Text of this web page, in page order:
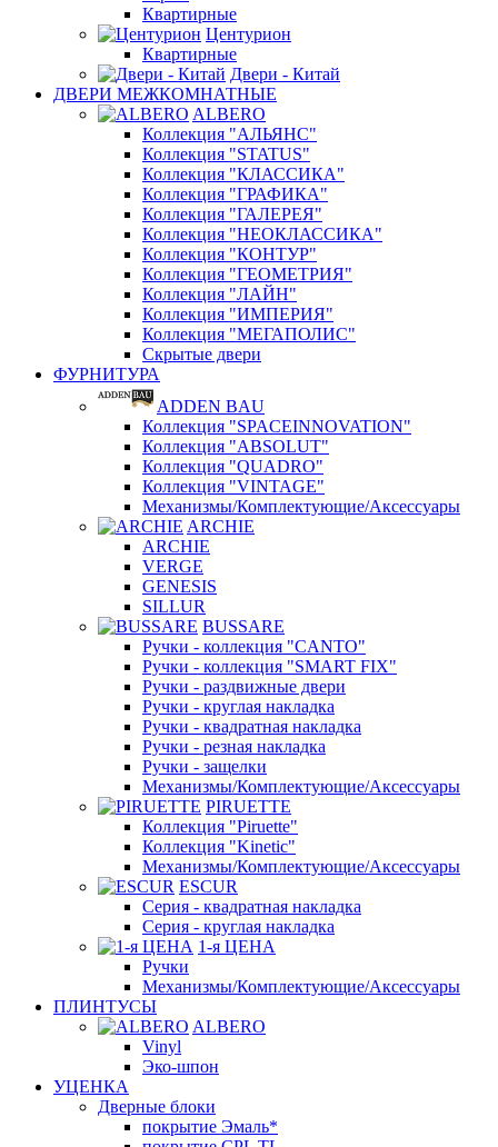
Квартирные
Центурион
Квартирные
Двери - Китай
ДВЕРИ МЕЖКОМНАТНЫЕ
ALBERO
Коллекция "АЛЬЯНС"
Коллекция "STATUS"
Коллекция "КЛАССИКА"
Коллекция "ГРАФИКА"
Коллекция "ГАЛЕРЕЯ"
Коллекция "НЕОКЛАССИКА"
Коллекция "КОНТУР"
Коллекция "ГЕОМЕТРИЯ"
Коллекция "ЛАЙН"
Коллекция "ИМПЕРИЯ"
Коллекция "МЕГАПОЛИС"
Скрытые двери
ФУРНИТУРА
ADDEN BAU
Коллекция "SPACEINNOVATION"
Коллекция "ABSOLUT"
Коллекция "QUADRO"
Коллекция "VINTAGE"
Механизмы/Комплектующие/Аксессуары
ARCHIE
ARCHIE
VERGE
GENESIS
SILLUR
BUSSARE
Ручки - коллекция "CANTO"
Ручки - коллекция "SMART FIX"
Ручки - раздвижные двери
Ручки - круглая накладка
Ручки - квадратная накладка
Ручки - резная накладка
Ручки - защелки
Механизмы/Комплектующие/Аксессуары
PIRUETTE
Коллекция "Piruette"
Коллекция "Kinetic"
Механизмы/Комплектующие/Аксессуары
ESCUR
Серия - квадратная накладка
Серия - круглая накладка
1-я ЦЕНА
Ручки
Механизмы/Комплектующие/Аксессуары
ПЛИНТУСЫ
ALBERO
Vinyl
Эко-шпон
УЦЕНКА
Дверные блоки
покрытие Эмаль*